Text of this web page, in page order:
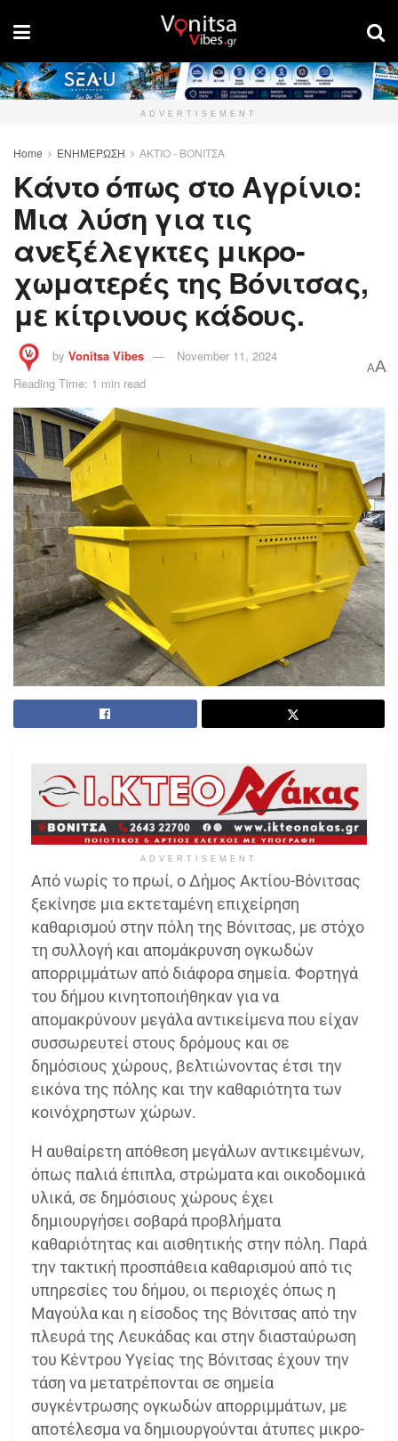
ADVERTISEMENT
Home ΕΝΗΜΕΡΩΣΗ ΑΚΤΙΟ - ΒΟΝΙΤΣΑ
Κάντο όπως στο Αγρίνιο:
Μια λύση για τις
ανεξέλεγκτες μικρο-
χωματερές της Βόνιτσας,
με κίτρινους κάδους.
by Vonitsa Vibes
November 11, 2024
Reading Time: 1 min read
AA
ADVERTISEMENT
Από νωρίς το πρωί, ο Δήμος Ακτίου-Βόνιτσας
ξεκίνησε μια εκτεταμένη επιχείρηση
καθαρισμού στην πόλη της Βόνιτσας, με στόχο
τη συλλογή και απομάκρυνση ογκωδών
απορριμμάτων από διάφορα σημεία. Φορτηγά
του δήμου κινητοποιήθηκαν για να
απομακρύνουν μεγάλα αντικείμενα που είχαν
συσσωρευτεί στους δρόμους και σε
δημόσιους χώρους, βελτιώνοντας έτσι την
εικόνα της πόλης και την καθαριότητα των
κοινόχρηστων χώρων.
Η αυθαίρετη απόθεση μεγάλων αντικειμένων,
όπως παλιά έπιπλα, στρώματα και οικοδομικά
υλικά, σε δημόσιους χώρους έχει
δημιουργήσει σοβαρά προβλήματα
καθαριότητας και αισθητικής στην πόλη. Παρά
την τακτική προσπάθεια καθαρισμού από τις
υπηρεσίες του δήμου, οι περιοχές όπως η
Μαγούλα και η είσοδος της Βόνιτσας από την
πλευρά της Λευκάδας και στην διασταύρωση
του Κέντρου Υγείας της Βόνιτσας έχουν την
τάση να μετατρέπονται σε σημεία
συγκέντρωσης ογκωδών απορριμμάτων, με
αποτέλεσμα να δημιουργούνται άτυπες μικρο-